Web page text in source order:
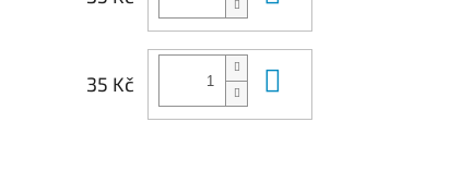
35 Kč